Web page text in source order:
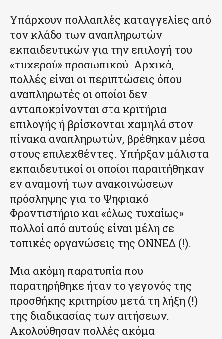
Υπάρχουν πολλαπλές καταγγελίες από
τον κλάδο των αναπληρωτών
εκπαιδευτικών για την επιλογή του
«τυχερού» προσωπικού. Αρχικά,
πολλές είναι οι περιπτώσεις όπου
αναπληρωτές οι οποίοι δεν
ανταποκρίνονται στα κριτήρια
επιλογής ή βρίσκονται χαμηλά στον
πίνακα αναπληρωτών, βρέθηκαν μέσα
στους επιλεχθέντες. Υπήρξαν μάλιστα
εκπαιδευτικοί οι οποίοι παραιτήθηκαν
εν αναμονή των ανακοινώσεων
πρόσληψης για το Ψηφιακό
Φροντιστήριο και «όλως τυχαίως»
πολλοί από αυτούς είναι μέλη σε
τοπικές οργανώσεις της ΟΝΝΕΔ (!).
Μια ακόμη παρατυπία που
παρατηρήθηκε ήταν το γεγονός της
προσθήκης κριτηρίου μετά τη λήξη (!)
της διαδικασίας των αιτήσεων.
Ακολούθησαν πολλές ακόμα